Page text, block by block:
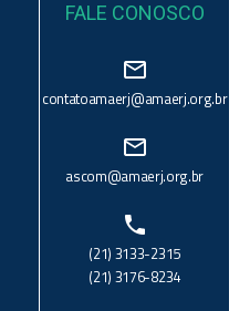
FALE CONOSCO
mail_outline
contatoamaerj@amaerj.org.br
mail_outline
ascom@amaerj.org.br
phone
(21) 3133-2315
(21) 3176-8234